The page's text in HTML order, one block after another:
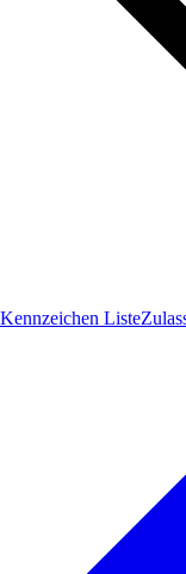
Kennzeichen Liste